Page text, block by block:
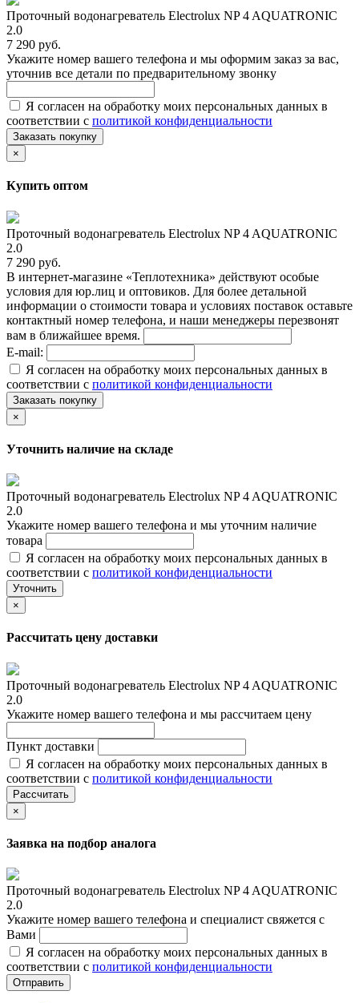
Проточный водонагреватель Electrolux NP 4 AQUATRONIC
2.0
7 290 руб.
Укажите номер вашего телефона и мы оформим заказ за вас,
уточнив все детали по предварительному звонку
Я согласен на обработку моих персональных данных в
соответствии с политикой конфиденциальности
Заказать покупку
×
Купить оптом
Проточный водонагреватель Electrolux NP 4 AQUATRONIC
2.0
7 290 руб.
В интернет-магазине «Теплотехника» действуют особые
условия для юр.лиц и оптовиков. Для более детальной
информации о стоимости товара и условиях поставок оставьте
контактный номер телефона, и наши менеджеры перезвонят
вам в ближайшее время.
E-mail:
Я согласен на обработку моих персональных данных в
соответствии с политикой конфиденциальности
Заказать покупку
×
Уточнить наличие на складе
Проточный водонагреватель Electrolux NP 4 AQUATRONIC
2.0
Укажите номер вашего телефона и мы уточним наличие
товара
Я согласен на обработку моих персональных данных в
соответствии с политикой конфиденциальности
Уточнить
×
Рассчитать цену доставки
Проточный водонагреватель Electrolux NP 4 AQUATRONIC
2.0
Укажите номер вашего телефона и мы рассчитаем цену
Пункт доставки
Я согласен на обработку моих персональных данных в
соответствии с политикой конфиденциальности
Рассчитать
×
Заявка на подбор аналога
Проточный водонагреватель Electrolux NP 4 AQUATRONIC
2.0
Укажите номер вашего телефона и специалист свяжется с
Вами
Я согласен на обработку моих персональных данных в
соответствии с политикой конфиденциальности
Отправить